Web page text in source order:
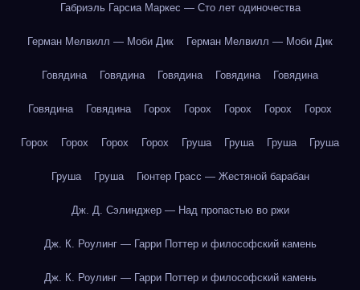
Габриэль Гарсиа Маркес — Сто лет одиночества
Герман Мелвилл — Моби Дик Герман Мелвилл — Моби Дик
Говядина Говядина Говядина Говядина Говядина
Говядина Говядина Горох Горох Горох Горох Горох
Горох Горох Горох Горох Груша Груша Груша Груша
Груша Груша Гюнтер Грасс — Жестяной барабан
Дж. Д. Сэлинджер — Над пропастью во ржи
Дж. К. Роулинг — Гарри Поттер и философский камень
Дж. К. Роулинг — Гарри Поттер и философский камень